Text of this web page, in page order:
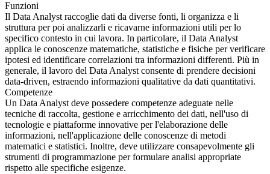
Funzioni
Il Data Analyst raccoglie dati da diverse fonti, li organizza e li
struttura per poi analizzarli e ricavarne informazioni utili per lo
specifico contesto in cui lavora. In particolare, il Data Analyst
applica le conoscenze matematiche, statistiche e fisiche per verificare
ipotesi ed identificare correlazioni tra informazioni differenti. Più in
generale, il lavoro del Data Analyst consente di prendere decisioni
data-driven, estraendo informazioni qualitative da dati quantitativi.
Competenze
Un Data Analyst deve possedere competenze adeguate nelle
tecniche di raccolta, gestione e arricchimento dei dati, nell'uso di
tecnologie e piattaforme innovative per l'elaborazione delle
informazioni, nell'applicazione delle conoscenze di metodi
matematici e statistici. Inoltre, deve utilizzare consapevolmente gli
strumenti di programmazione per formulare analisi appropriate
rispetto alle specifiche esigenze.